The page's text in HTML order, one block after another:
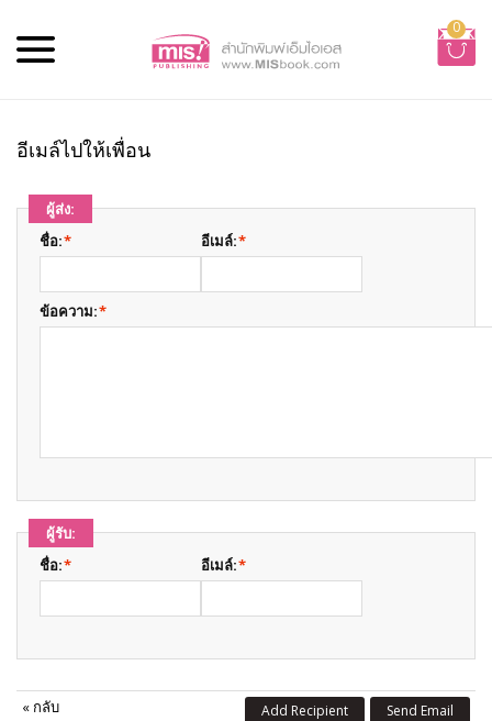
0
อีเมล์ไปให้เพื่อน
ผู้ส่ง:
*
ชื่อ: *
อีเมล์:
*
ข้อความ:
ผู้รับ:
*
ชื่อ: *
อีเมล์:
« กลับ Send Email
Add Recipient